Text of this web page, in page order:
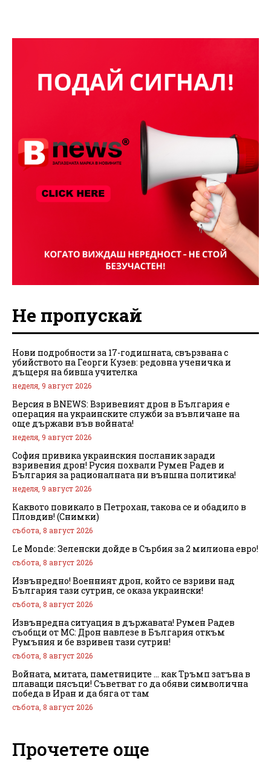
Не пропускай
Нови подробности за 17-годишната, свързвана с
убийството на Георги Кузев: редовна ученичка и
дъщеря на бивша учителка
неделя, 9 август 2026
Версия в BNEWS: Взривеният дрон в България е
операция на украинските служби за въвличане на
още държави във войната!
неделя, 9 август 2026
София привика украинския посланик заради
взривения дрон! Русия похвали Румен Радев и
България за рационалната ни външна политика!
неделя, 9 август 2026
Каквото повикало в Петрохан, такова се и обадило в
Пловдив! (Снимки)
събота, 8 август 2026
Le Monde: Зеленски дойде в Сърбия за 2 милиона евро!
събота, 8 август 2026
Извънредно! Военният дрон, който се взриви над
България тази сутрин, се оказа украински!
събота, 8 август 2026
Извънредна ситуация в държавата! Румен Радев
съобщи от МС: Дрон навлезе в България откъм
Румъния и бе взривен тази сутрин!
събота, 8 август 2026
Войната, митата, паметниците … как Тръмп затъна в
плаващи пясъци! Съветват го да обяви символична
победа в Иран и да бяга от там
събота, 8 август 2026
Прочетете още